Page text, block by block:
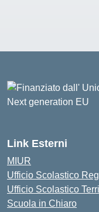
Link Esterni
MIUR
Ufficio Scolastico
Ufficio Scolastico
Scuola in Chiaro